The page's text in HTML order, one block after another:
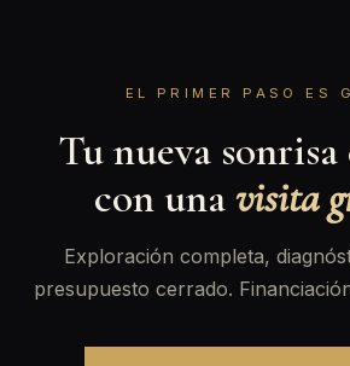
EL PRIMER PASO ES
Tu nueva sonrisa
con unavisita
Exploración completa,
presupuesto cerrado.